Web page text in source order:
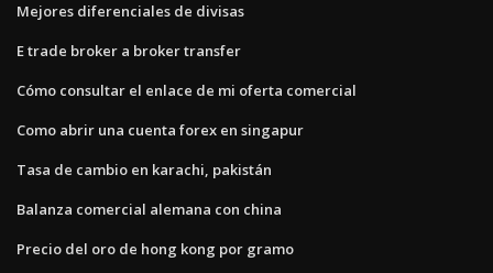
Mejores diferenciales de divisas
E trade broker a broker transfer
Cómo consultar el enlace de mi oferta comercial
Como abrir una cuenta forex en singapur
Tasa de cambio en karachi, pakistán
Balanza comercial alemana con china
Precio del oro de hong kong por gramo